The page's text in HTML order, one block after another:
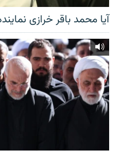
آیا محمد باقر خرازی